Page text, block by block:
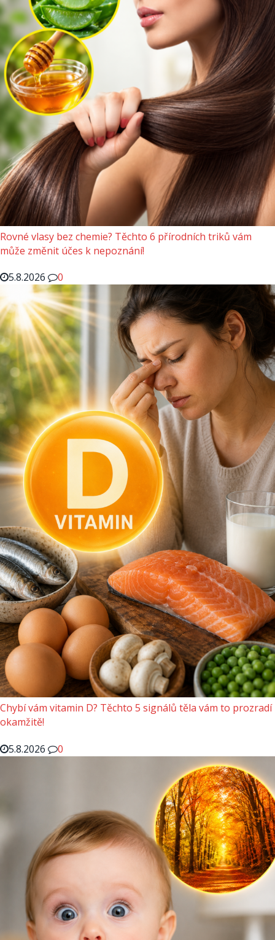
Rovné vlasy bez chemie? Těchto 6 přírodních triků vám
může změnit účes k nepoznání!
5.8.2026
0
Chybí vám vitamin D? Těchto 5 signálů těla vám to prozradí
okamžitě!
5.8.2026
0